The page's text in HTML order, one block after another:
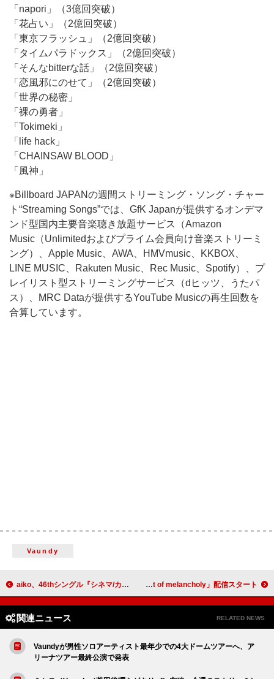
「napori」（3億回突破）
「花占い」（2億回突破）
「東京フラッシュ」（2億回突破）
「タイムパラドックス」（2億回突破）
「そんなbitterな話」（2億回突破）
「恋風邪にのせて」（2億回突破）
「世界の秘密」
「裸の勇者」
「Tokimeki」
「life hack」
「CHAINSAW BLOOD」
「風神」
※Billboard JAPANの週間ストリーミング・ソング・チャー
ト“Streaming Songs”では、GfK Japanが提供するオンデマ
ンド型国内主要音楽聴き放題サービス（Amazon
Music（Unlimitedおよびプライム会員向け音楽ストリーミ
ング）、Apple Music、AWA、HMVmusic、KKBOX、
LINE MUSIC、Rakuten Music、Rec Music、Spotify）、プ
レイリスト型ストリーミングサービス（dヒッツ、うたパ
ス）、MRC Dataが提供するYouTube Musicの再生回数を
合算しています。
Vaundy
aiko、46thシングル『シネマ/カプセル』の表題曲「カプセル」配信スタート Nolzy、世界にひとつだけの“聴く香水”「Scent of melancholy」配信スタート
関連ニュース RELATED NEWS
Vaundyが男性ソロアーティスト最年少での4大ドームツアーへ、ア
リーナツアー最終公演で発表